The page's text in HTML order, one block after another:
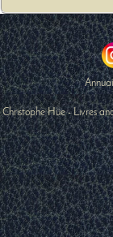
Christophe Hüe - Livres